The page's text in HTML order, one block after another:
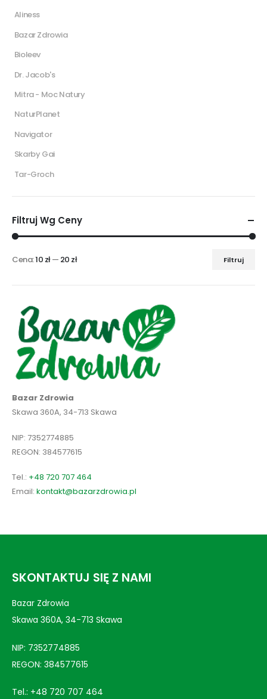
Aliness
Bazar Zdrowia
Bioleev
Dr. Jacob's
Mitra - Moc Natury
NaturPlanet
Navigator
Skarby Gai
Tar-Groch
Filtruj Wg Ceny
Filtruj
Cena:10 zł— 20 zł
Bazar Zdrowia
Skawa 360A, 34-713 Skawa
NIP: 7352774885
REGON: 384577615
Tel.: +48 720 707 464
Email: kontakt@bazarzdrowia.pl
SKONTAKTUJ SIĘ Z NAMI
Bazar Zdrowia
Skawa 360A, 34-713 Skawa
NIP: 7352774885
REGON: 384577615
Tel.: +48 720 707 464